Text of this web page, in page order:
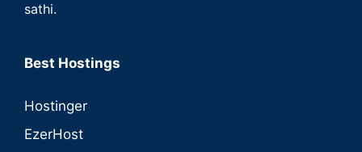
sathi.
Best Hostings
Hostinger
EzerHost